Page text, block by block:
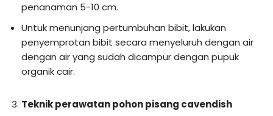
penanaman 5-10 cm.
Untuk menunjang pertumbuhan bibit, lakukan
penyemprotan bibit secara menyeluruh dengan air
dengan air yang sudah dicampur dengan pupuk
organik cair.
Teknik perawatan pohon pisang cavendish